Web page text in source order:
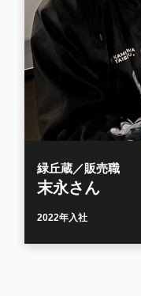
緑丘蔵／販売職
末永さん
2022年入社